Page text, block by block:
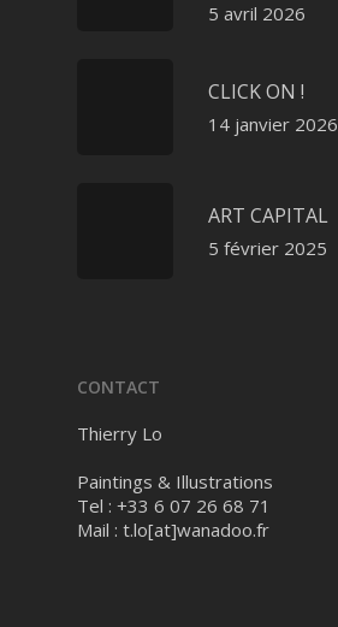
5 avril 2026
CLICK ON !
14 janvier 2026
ART CAPITAL
5 février 2025
CONTACT
Thierry Lo
Paintings & Illustrations
Tel : +33 6 07 26 68 71
Mail : t.lo[at]wanadoo.fr